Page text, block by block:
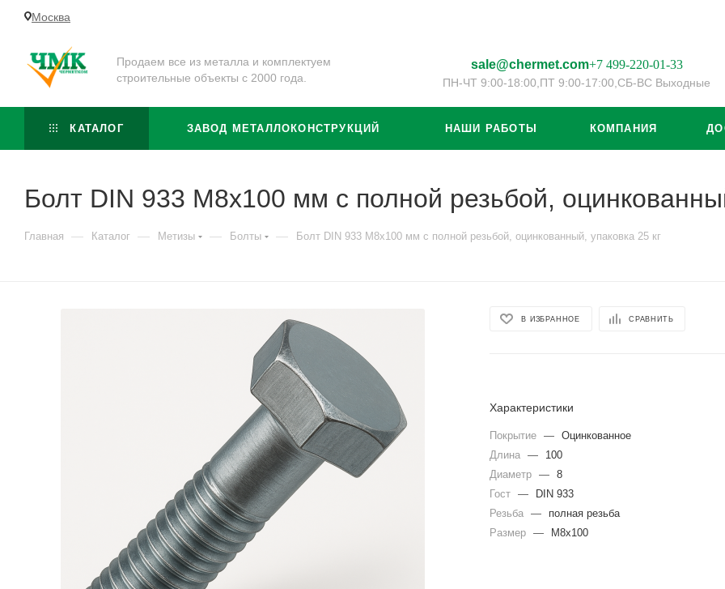
Москва
Продаем все из металла и комплектуем
строительные объекты с 2000 года.
sale@chermet.com+7 499-220-01-33
ПН-ЧТ 9:00-18:00, ПТ 9:00-17:00, СБ-ВС Выходные
КАТАЛОГ ЗАВОД МЕТАЛЛОКОНСТРУКЦИЙ НАШИ РАБОТЫ КОМПАНИЯ
Болт DIN 933 M8x100 мм с полной резьбой,
Главная — Каталог — Метизы — Болты — Болт DIN 933 M8x100 мм с полной резьбой, оцинкованный, упаковка 25 кг
В ИЗБРАННОЕ СРАВНИТЬ
Характеристики
Покрытие —
Оцинкованное
Длина
—
100
Диаметр
—
8
Гост
—
DIN 933
Резьба
—
полная резьба
Размер
— М8х100